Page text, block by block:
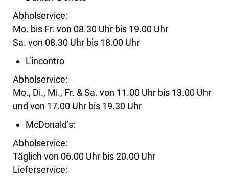
Abholservice:
Mo. bis Fr. von 08.30 Uhr bis 19.00 Uhr
Sa. von 08.30 Uhr bis 18.00 Uhr
L’incontro
Abholservice:
Mo., Di., Mi., Fr. & Sa. von 11.00 Uhr bis 13.00 Uhr
und von 17.00 Uhr bis 19.30 Uhr
McDonald’s:
Abholservice:
Täglich von 06.00 Uhr bis 20.00 Uhr
Lieferservice: